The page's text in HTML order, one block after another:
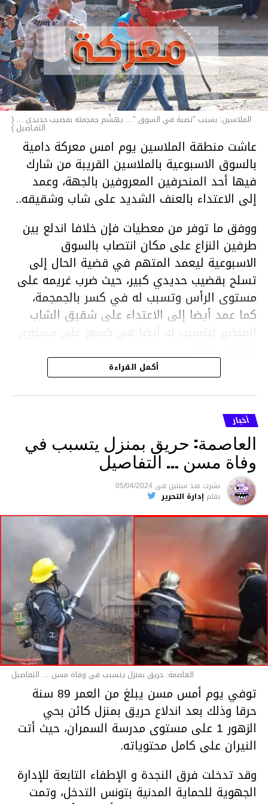
الملاسين: بسبب "نصبة في السوق "... يهشّم جمجمته بقضيب حديدي ... (
التفـاصيل )
عاشت منطقة الملاسين يوم امس معركة دامية
بالسوق الاسبوعية بالملاسين القريبة من شارك
فيها أحد المنحرفين المعروفين بالجهة، وعمد
إلى الاعتداء بالعنف الشديد على شاب وشقيقه..
ووفق ما توفر من معطيات فإن خلافا اندلع بين
طرفين النزاع على مكان انتصاب بالسوق
الاسبوعية ليعمد المتهم في قضية الحال إلى
تسلح بقضيب حديدي كبير، حيث ضرب غريمه على
مستوى الرأس وتسبب له في كسر بالجمجمة،
كما عمد أيضا إلى الاعتداء على شقيق الشاب
المتضرر ليتسبب له أيضا في كسور على مستوى
هذا وقد تمكن أعوان مركز الأمن الوطني بحي
هلال في توقيت قياسي من محاصرة المشتبه به
والقبض عليه وإحالته على التحقيق في خصوص
ما نُسبه إليه.
متابعة
قسم الاخبار
أكمل القراءة
أخبار
العاصمة: حريق بمنزل يتسبب في
وفاة مسن … التفاصيل
نشرت منذ سنتين فى 05/04/2024
بقلم إدارة التحرير
العاصمة: حريق بمنزل يتسبب في وفاة مسن ... التفاصيل
توفي يوم أمس مسن يبلغ من العمر 89 سنة
حرقا وذلك بعد اندلاع حريق بمنزل كائن بحي
الزهور 1 على مستوى مدرسة السمران، حيث أتت
النيران على كامل محتوياته.
وقد تدخلت فرق النجدة و الإطفاء التابعة للإدارة
الجهوية للحماية المدنية بتونس التدخل، وتمت